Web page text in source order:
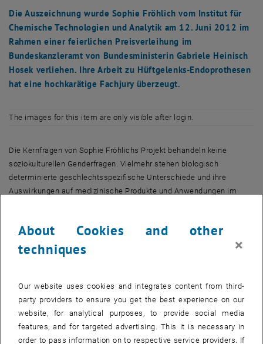
Die Auszeichnung wurde Sophie Fröhlich vom Institut für
Chemische Technologien und Analytik am 12. Juni 2012 im
Rahmen einer feierlichen Preisverleihung im
Bundeskanzleramt von Bundesministerin Gabriele Heinisch
Hosek verliehen. Ihre Arbeit zu Hüftgelenks-Endoprothesen
hat eine hochkarätige Fachjury überzeugt.
The images for this item are only visible after login.
Die Kernfragen von Sophie Fröhlichs Projekt behandeln keine
soziokulturellen Genderfragen. Vielmehr stehen biologisch
determinierte geschlechtsspezifische Unterschiede und ihre
Auswirkungen auf medizinische Produkte und Anwendungen im
auf ultrahochmolekularem Polyethylen. Bildverarbeitung für Imaging
MALDI-MS sowie automatisierte Mustererkennung und –korrelation
von adsorbierten und diffundierten Biomolekülen bilden weitere
Implantatschäden. Im Bereich medizinischer Anwendungen ist es
von Relevanz biologische Gegebenheiten und Unterschiede
zwischen Mann und Frau zu berücksichtigen. Im Falle der
Endoprothesen ist das präzise Zusammenspiel aller
Gelenksstrukturen wie z.B. Gleitflächen, Winkel, Rückhalt durch
About Cookies and other
techniques
×
Our website uses cookies and integrates content from third-
party providers to ensure you get the best experience on our
website, for analytical purposes, to provide social media
features, and for targeted advertising. This it is necessary in
order to pass information on to respective service providers. If